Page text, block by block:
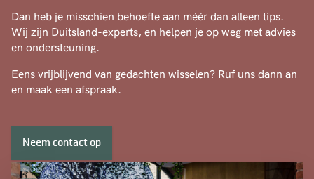
Dan heb je misschien behoefte aan méér dan alleen tips.
Wij zijn Duitsland-experts, en helpen je op weg met advies
en ondersteuning.
Eens vrijblijvend van gedachten wisselen? Ruf uns dann an
en maak een afspraak.
Neem contact op